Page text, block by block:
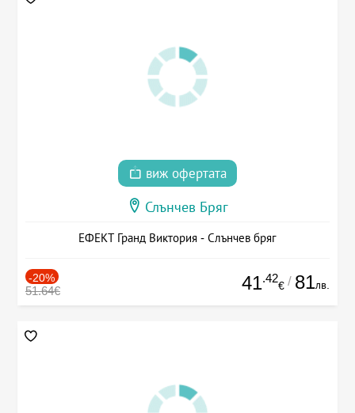
виж офертата
Слънчев Бряг
ЕФЕКТ Гранд Виктория - Слънчев бряг
-20%
51.64€ 41.42
€ / 81лв.